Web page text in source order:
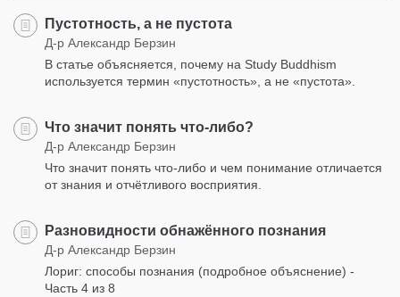
Пустотность, а не пустота
Д-р Александр Берзин
В статье объясняется, почему на Study Buddhism
используется термин «пустотность», а не «пустота».
Что значит понять что-либо?
Д-р Александр Берзин
Что значит понять что-либо и чем понимание отличается
от знания и отчётливого восприятия.
Разновидности обнажённого познания
Д-р Александр Берзин
Лориг: способы познания (подробное объяснение) -
Часть 4 из 8